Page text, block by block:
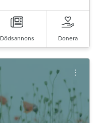
Dödsannons Donera